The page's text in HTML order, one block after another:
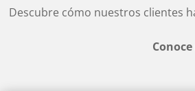
Descubre cómo nuestros clientes